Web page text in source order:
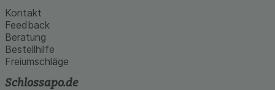
Kontakt
Feedback
Beratung
Bestellhilfe
Freiumschläge
Schlossapo.de